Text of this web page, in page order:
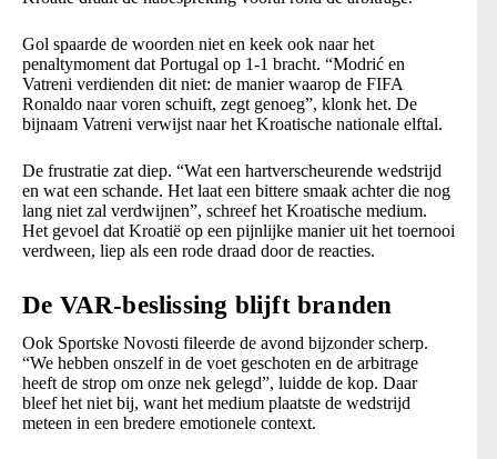
Gol spaarde de woorden niet en keek ook naar het
penaltymoment dat Portugal op 1-1 bracht. “Modrić en
Vatreni verdienden dit niet: de manier waarop de FIFA
Ronaldo naar voren schuift, zegt genoeg”, klonk het. De
bijnaam Vatreni verwijst naar het Kroatische nationale elftal.
De frustratie zat diep. “Wat een hartverscheurende wedstrijd
en wat een schande. Het laat een bittere smaak achter die nog
lang niet zal verdwijnen”, schreef het Kroatische medium.
Het gevoel dat Kroatië op een pijnlijke manier uit het toernooi
verdween, liep als een rode draad door de reacties.
De VAR-beslissing blijft branden
Ook Sportske Novosti fileerde de avond bijzonder scherp.
“We hebben onszelf in de voet geschoten en de arbitrage
heeft de strop om onze nek gelegd”, luidde de kop. Daar
bleef het niet bij, want het medium plaatste de wedstrijd
meteen in een bredere emotionele context.